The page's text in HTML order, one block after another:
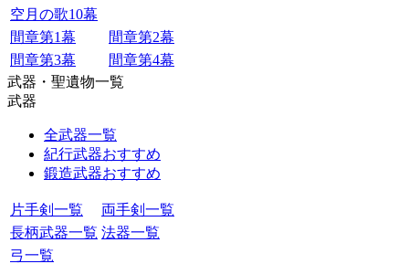
空月の歌10幕
間章第1幕
間章第2幕
間章第3幕
間章第4幕
武器・聖遺物一覧
武器
全武器一覧
紀行武器おすすめ
鍛造武器おすすめ
片手剣一覧
両手剣一覧
長柄武器一覧 法器一覧
弓一覧